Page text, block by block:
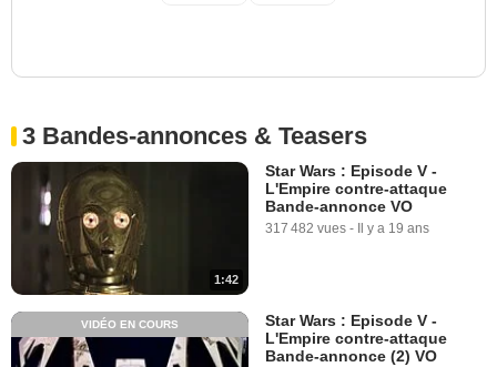
3 Bandes-annonces & Teasers
1:42
Star Wars : Episode V -
L'Empire contre-attaque
Bande-annonce VO
317 482 vues - Il y a 19 ans
VIDÉO EN COURS
Star Wars : Episode V -
L'Empire contre-attaque
Bande-annonce (2) VO